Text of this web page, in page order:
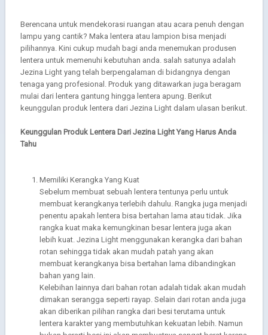
Berencana untuk mendekorasi ruangan atau acara penuh dengan
lampu yang cantik? Maka lentera atau lampion bisa menjadi
pilihannya. Kini cukup mudah bagi anda menemukan produsen
lentera untuk memenuhi kebutuhan anda. salah satunya adalah
Jezina Light yang telah berpengalaman di bidangnya dengan
tenaga yang profesional. Produk yang ditawarkan juga beragam
mulai dari lentera gantung hingga lentera apung. Berikut
keunggulan produk lentera dari Jezina Light dalam ulasan berikut.
Keunggulan Produk Lentera Dari Jezina Light Yang Harus Anda
Tahu
Memiliki Kerangka Yang Kuat
Sebelum membuat sebuah lentera tentunya perlu untuk
membuat kerangkanya terlebih dahulu. Rangka juga menjadi
penentu apakah lentera bisa bertahan lama atau tidak. Jika
rangka kuat maka kemungkinan besar lentera juga akan
lebih kuat. Jezina Light menggunakan kerangka dari bahan
rotan sehingga tidak akan mudah patah yang akan
membuat kerangkanya bisa bertahan lama dibandingkan
bahan yang lain.
Kelebihan lainnya dari bahan rotan adalah tidak akan mudah
dimakan serangga seperti rayap. Selain dari rotan anda juga
akan diberikan pilihan rangka dari besi terutama untuk
lentera karakter yang membutuhkan kekuatan lebih. Namun